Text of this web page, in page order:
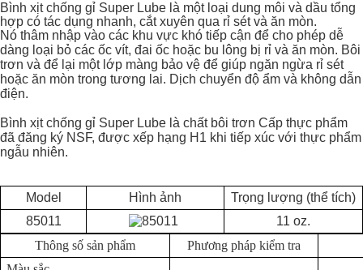
Bình xịt chống gỉ Super Lube là một loại dung môi và dầu tổng
hợp có tác dụng nhanh, cắt xuyên qua rỉ sét và ăn mòn.
Nó thâm nhập vào các khu vực khó tiếp cận để cho phép dễ
dàng loại bỏ các ốc vít, đai ốc hoặc bu lông bị rỉ và ăn mòn. Bôi
trơn và để lại một lớp màng bảo vệ để giúp ngăn ngừa rỉ sét
hoặc ăn mòn trong tương lai. Dịch chuyển độ ẩm và không dẫn
điện.
Bình xịt chống gỉ Super Lube là chất bôi trơn Cấp thực phẩm
đã đăng ký NSF, được xếp hạng H1 khi tiếp xúc với thực phẩm
ngẫu nhiên.
Model Hình ảnh
Trọng lượng (thể tích)
85011
11 oz.
Thông số sản phẩm
Phương pháp kiểm tra